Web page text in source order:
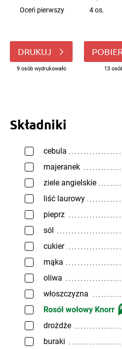
Oceń pierwszy 4 os.
DRUKUJ
9 osób wydrukowało 13
Składniki
cebula
majeranek
ziele angielskie
liść laurowy
pieprz
sól
cukier
mąka
oliwa
włoszczyzna
Rosół wołowy Knorr
drożdże
buraki